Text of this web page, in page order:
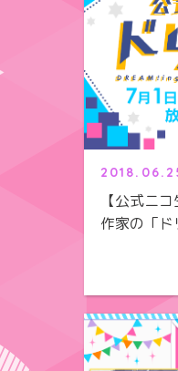
【公式ニ
作家の「